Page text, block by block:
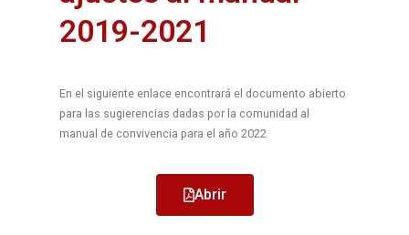
2019-2021
En el siguiente enlace encontrará el documento abierto
para las sugierencias dadas por la comunidad al
manual de convivencia para el año 2022
Abrir